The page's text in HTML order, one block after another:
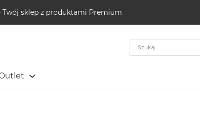
Twój sklep z produktami Premium
Szukaj